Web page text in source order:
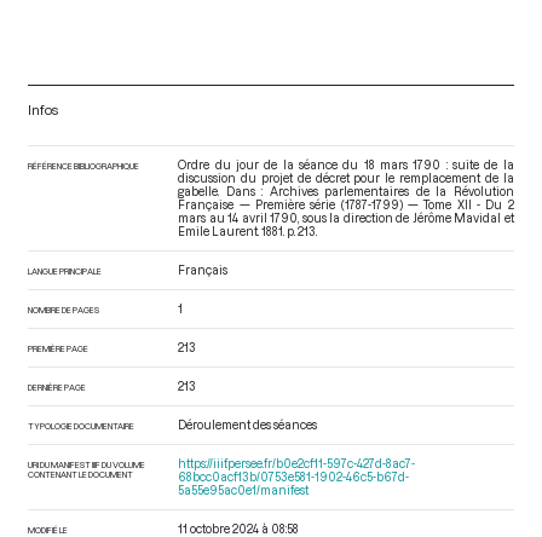
Infos
RÉFÉRENCE BIBLIOGRAPHIQUE
Ordre du jour de la séance du 18 mars 1790 : suite de la
discussion du projet de décret pour le remplacement de la
gabelle. Dans : Archives parlementaires de la Révolution
Française — Première série (1787-1799) — Tome XII - Du 2
mars au 14 avril 1790 , sous la direction de Jérôme Mavidal et
Emile Laurent. 1881. p. 213.
LANGUE PRINCIPALE Français
NOMBRE DE PAGES 1
PREMIÈRE PAGE 213
DERNIÈRE PAGE 213
TYPOLOGIE DOCUMENTAIRE Déroulement des séances
URI DU MANIFEST IIIF DU VOLUME
CONTENANT LE DOCUMENT
https://iiif.persee.fr/b0e2cf11-597c-427d-8ac7-
68bcc0acf13b/0753e581-1902-46c5-b67d-
5a55e95ac0e1/manifest
MODIFIÉ LE 11 octobre 2024 à 08:58